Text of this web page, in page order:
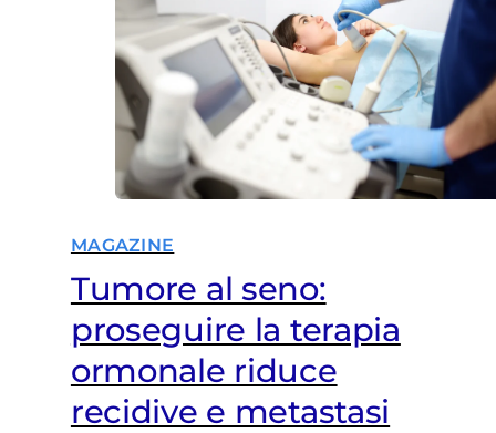
MAGAZINE
Tumore al seno:
proseguire la terapia
ormonale riduce
recidive e metastasi